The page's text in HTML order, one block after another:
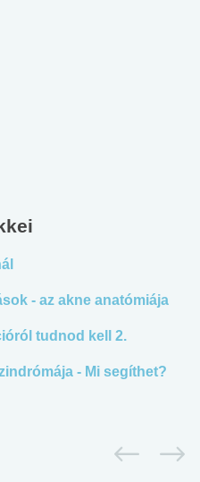
- az akne anatómiája
tudnod kell 2.
- Mi segíthet?